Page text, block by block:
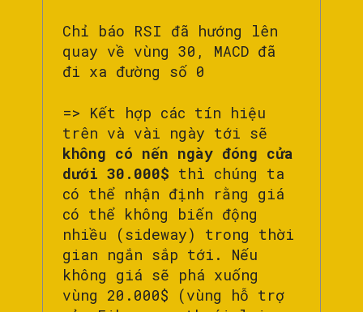
Chỉ báo RSI đã hướng lên
quay về vùng 30, MACD đã
đi xa đường số 0
=> Kết hợp các tín hiệu
trên và vài ngày tới sẽ
không có nến ngày đóng cửa
dưới 30.000$ thì chúng ta
có thể nhận định rằng giá
có thể không biến động
nhiều (sideway) trong thời
gian ngắn sắp tới. Nếu
không giá sẽ phá xuống
vùng 20.000$ (vùng hỗ trợ